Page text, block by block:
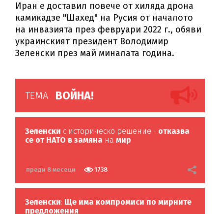
Иран е доставил повече от хиляда дрона
камикадзе "Шахед" на Русия от началото
на инвазията през февруари 2022 г., обяви
украинският президент Володимир
Зеленски през май миналата година.
ТЕМА ВОЙНА!
Зеленски с историческо решение - отказва
се от НАТО в замяна намир
преди 8 месеци 1738
Зеленски: Ще има компромиси по мирните
предложения